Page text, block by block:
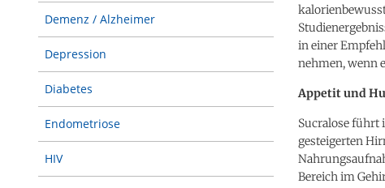
Demenz / Alzheimer
Depression
Diabetes
Endometriose
HIV
in einer
nehmen, wenn
Appetit und
Sucralose führt
gesteigerten
Bereich im